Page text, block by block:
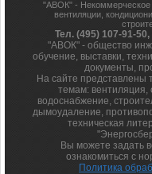
"АВОК" - Некоммерческое
вентиляции,
Тел. (495) 107-91-
"АВОК" - общество
обучение, выставки,
документы,
На сайте представлены
темам: вентиляция,
водоснабжение,
дымоудаление,
техническая
Вы можете задать
ознакомиться с
Политика